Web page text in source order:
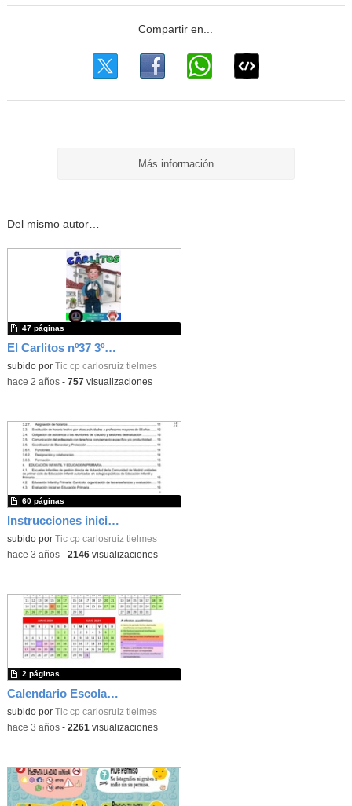
Más información
Del mismo autor…
El Carlitos nº37 3ºTrim 22-23
subido por Tic cp carlosruiz tielmes
47 páginas
-hace 2 años- 757visualizaciones
Instrucciones inicio de curso 2023/2024
subido por Tic cp carlosruiz tielmes
60 páginas
-hace 3 años- 2146visualizaciones
Calendario Escolar 2023/2024
subido por Tic cp carlosruiz tielmes
2 páginas
-hace 3 años- 2261 visualizaciones